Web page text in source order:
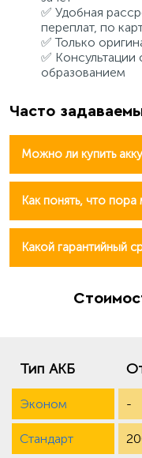
✅ Удобная
переплат, по
✅ Только
✅ Консультации
образованием
Часто
Можно ли купить
Как понять, что пора
Какой гарантийный
Тип АКБ
Эконом -
Стандарт